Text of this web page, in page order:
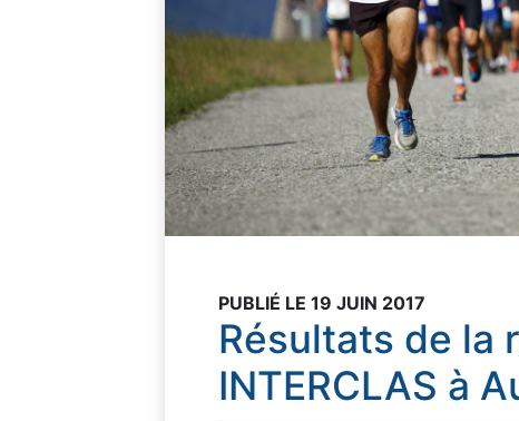
PUBLIÉ LE 19 JUIN 2017
Résultats de la
INTERCLAS à